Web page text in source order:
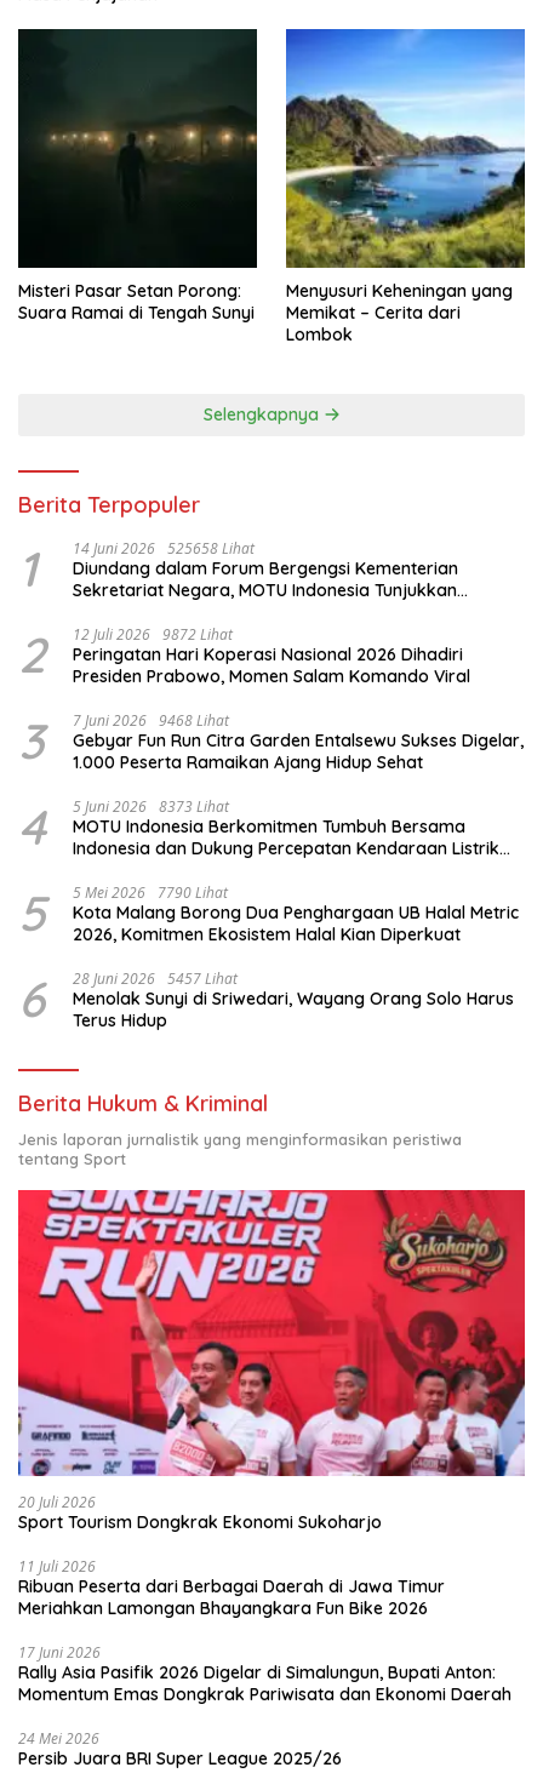
Misteri Pasar Setan Porong:
Suara Ramai di Tengah Sunyi
Menyusuri Keheningan yang
Memikat – Cerita dari
Lombok
Selengkapnya
Berita Terpopuler
1 14 Juni 2026 525658 Lihat
Diundang dalam Forum Bergengsi Kementerian
Sekretariat Negara, MOTU Indonesia Tunjukkan
2 12 Juli 2026 9872 Lihat
Peringatan Hari Koperasi Nasional 2026 Dihadiri
Presiden Prabowo, Momen Salam Komando Viral
3 7 Juni 2026 9468 Lihat
Gebyar Fun Run Citra Garden Entalsewu Sukses Digelar,
1.000 Peserta Ramaikan Ajang Hidup Sehat
4 5 Juni 2026 8373 Lihat
MOTU Indonesia Berkomitmen Tumbuh Bersama
Indonesia dan Dukung Percepatan Kendaraan Listrik
5 5 Mei 2026 7790 Lihat
Kota Malang Borong Dua Penghargaan UB Halal Metric
2026, Komitmen Ekosistem Halal Kian Diperkuat
6 28 Juni 2026 5457 Lihat
Menolak Sunyi di Sriwedari, Wayang Orang Solo Harus
Terus Hidup
Berita Hukum & Kriminal
Jenis laporan jurnalistik yang menginformasikan peristiwa
tentang Sport
20 Juli 2026
Sport Tourism Dongkrak Ekonomi Sukoharjo
11 Juli 2026
Ribuan Peserta dari Berbagai Daerah di Jawa Timur
Meriahkan Lamongan Bhayangkara Fun Bike 2026
17 Juni 2026
Rally Asia Pasifik 2026 Digelar di Simalungun, Bupati Anton:
Momentum Emas Dongkrak Pariwisata dan Ekonomi Daerah
24 Mei 2026
Persib Juara BRI Super League 2025/26